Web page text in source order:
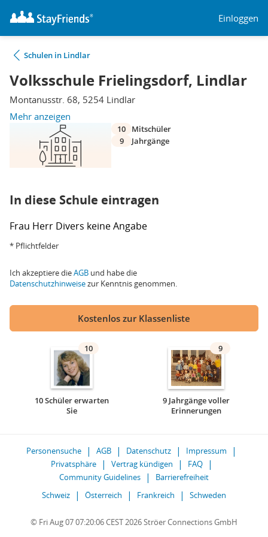
Einloggen
Schulen in Lindlar
Volksschule Frielingsdorf, Lindlar
Montanusstr. 68, 5254 Lindlar
Mehr anzeigen
10
Mitschüler
9
Jahrgänge
In diese Schule eintragen
Frau Herr Divers keine Angabe
* Pflichtfelder
Ich akzeptiere dieAGB und habe die
Datenschutzhinweisezur Kenntnis genommen.
Kostenlos zur Klassenliste
10
10 Schüler erwarten
Sie
9
9 Jahrgänge voller
Erinnerungen
Personensuche AGB Datenschutz
Impressum
Privatsphäre
Vertrag kündigen
FAQ
Community Guidelines
Barrierefreiheit
Schweiz
Österreich Frankreich Schweden
© Fri Aug 07 07:20:06 CEST 2026 Ströer Connections GmbH